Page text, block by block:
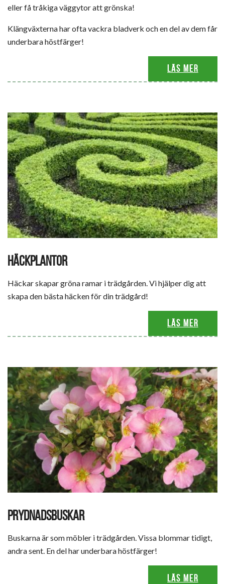
eller få tråkiga väggytor att grönska!
Klängväxterna har ofta vackra bladverk och en del av dem får
underbara höstfärger!
Läs mer
HÄCKPLANTOR
Häckar skapar gröna ramar i trädgården. Vi hjälper dig att
skapa den bästa häcken för din trädgård!
Läs mer
PRYDNADSBUSKAR
Buskarna är som möbler i trädgården. Vissa blommar tidigt,
andra sent. En del har underbara höstfärger!
Läs mer